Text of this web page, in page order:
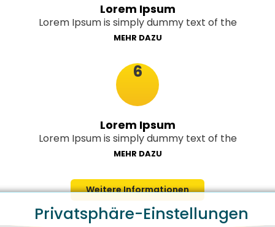
Privatsphäre-Einstellungen
Lorem Ipsum
Lorem Ipsum is simply dummy text of the
MEHR DAZU
6
Lorem Ipsum
Lorem Ipsum is simply dummy text of the
MEHR DAZU
Weitere Informationen